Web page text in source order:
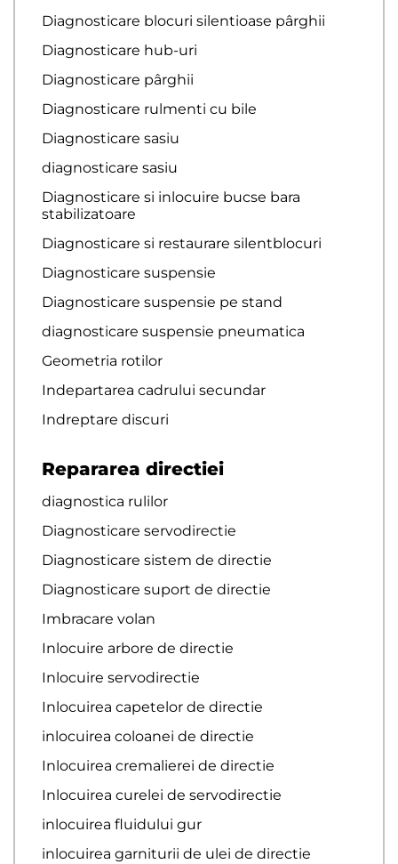
Diagnosticare blocuri silentioase pârghii
Diagnosticare hub-uri
Diagnosticare pârghii
Diagnosticare rulmenti cu bile
Diagnosticare sasiu
diagnosticare sasiu
Diagnosticare si inlocuire bucse bara
stabilizatoare
Diagnosticare si restaurare silentblocuri
Diagnosticare suspensie
Diagnosticare suspensie pe stand
diagnosticare suspensie pneumatica
Geometria rotilor
Indepartarea cadrului secundar
Indreptare discuri
Repararea directiei
diagnostica rulilor
Diagnosticare servodirectie
Diagnosticare sistem de directie
Diagnosticare suport de directie
Imbracare volan
Inlocuire arbore de directie
Inlocuire servodirectie
Inlocuirea capetelor de directie
inlocuirea coloanei de directie
Inlocuirea cremalierei de directie
Inlocuirea curelei de servodirectie
inlocuirea fluidului gur
inlocuirea garniturii de ulei de directie